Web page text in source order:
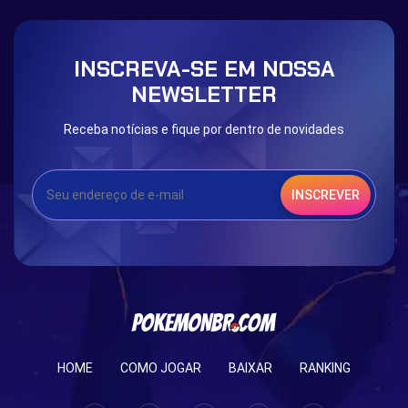
Eternal Dark Quest Door 999
INSCREVA-SE EM NOSSA
NEWSLETTER
Receba notícias e fique por dentro de novidades
INSCREVER
HOME COMO JOGAR BAIXAR RANKING